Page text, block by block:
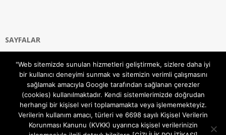
SAYFALAR
Gizlilik ve Çerezler (Cookies) Politikası
Hakkımızda
İletişim Kanalları
MODEM KURULUM
TEKNİK DESTEK
TELEVİZYON SİSTEMLERİ
"Web sitemizde sunulan hizmetleri geliştirmek, sizlere daha iyi
bir kullanıcı deneyimi sunmak ve sitemizin verimli çalışmasını
sağlamak amacıyla Google tarafından sağlanan çerezler
(cookies) kullanılmaktadır. Kendi sistemlerimizde doğrudan
herhangi bir kişisel veri toplamamakta veya işlememekteyiz.
Verilerin kullanım amacı, türleri ve 6698 sayılı Kişisel Verilerin
Korunması Kanunu (KVKK) uyarınca kişisel verilerinizin